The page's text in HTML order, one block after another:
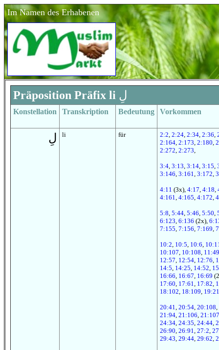
Im Namen des Erhabenen
Präposition Präfix li لِ
Konstellation Transkription Bedeutung Vorkommen
لِ li für 2:2, 2:24, 2:34, 2:36,
2:164, 2:173, 2:180,
2:272, 2:273,
3:4, 3:13, 3:14, 3:15,
3:146, 3:161, 3:172,
4:11 (3x), 4:17, 4:18,
4:161, 4:165, 4:172,
5:8, 5:44, 5:46, 5:50,
6:123, 6:136 (2x),
7:155, 7:156, 7:169,
10:2, 10:5, 10:6,
10:107, 10:108, 11:49
12:57, 12:54, 12:76,
14:5, 14:25, 14:52,
16:66, 16:67, 16:69
17:60, 17:61, 17:82,
18:102, 18:109, 19:21
20:41, 20:54, 20:108,
21:94, 21:106, 21:107
24:34, 24:35, 24:44,
26:90, 26:91, 27:2,
29:43, 29:44, 29:62,